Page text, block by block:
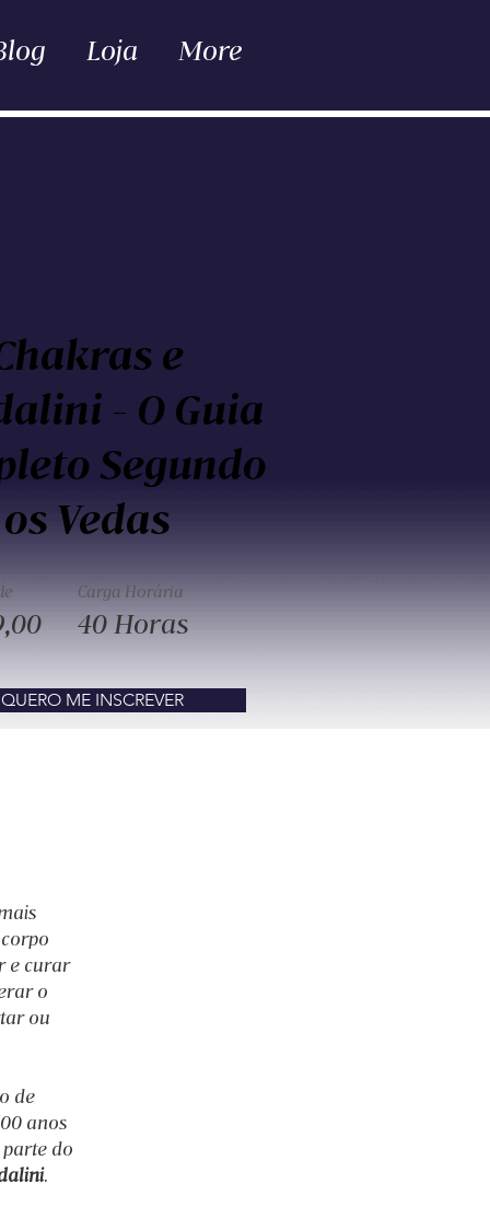
Loja More
e
- O Guia
Segundo
os Vedas
Carga Horária
40 Horas
QUERO ME INSCREVER
e curar
o
ou
de
anos
parte do
.